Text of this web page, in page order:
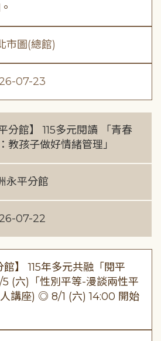
市圖(總館)
07-23
分館】 115多元閱讀 「青春
教孩子做好情緒管理」
永平分館
07-22
館】 115年多元共融「閱平
(六)「性別平等-漫談兩性平
講座) ◎ 8/1 (六) 14:00 開始